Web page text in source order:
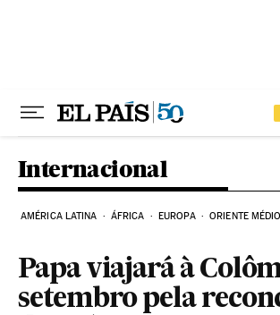
Internacional
AMÉRICA LATINA ÁFRICA EUROPA ORIENTE MÉDIO
Papa viajará à
setembro pela